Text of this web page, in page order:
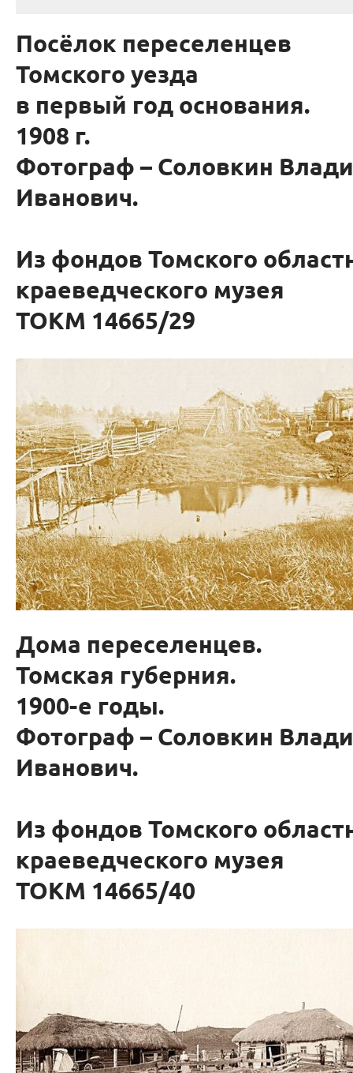
Посёлок переселенцев
Томского уезда
в первый год основания.
1908 г.
Фотограф – Соловкин
Иванович.
Из фондов Томского
краеведческого музея
ТОКМ 14665/29
Дома переселенцев.
Томская губерния.
1900-е годы.
Фотограф – Соловкин
Иванович.
Из фондов Томского
краеведческого музея
ТОКМ 14665/40